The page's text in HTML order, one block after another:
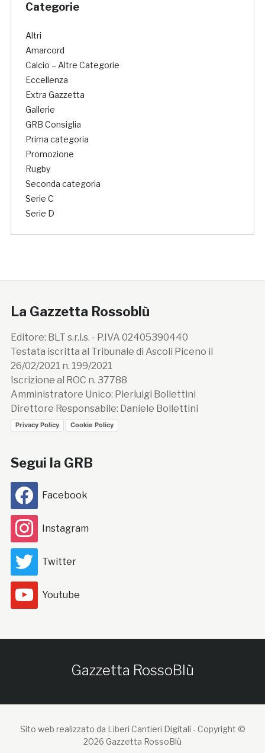
Categorie
Altri
Amarcord
Calcio – Altre Categorie
Eccellenza
Extra Gazzetta
Gallerie
GRB Consiglia
Prima categoria
Promozione
Rugby
Seconda categoria
Serie C
Serie D
La Gazzetta Rossoblù
Editore: BLT s.r.l.s. - P.IVA 02405390440
Testata iscritta al Tribunale di Ascoli Piceno il
26/02/2021 n. 199/2021
Iscrizione al ROC n. 37788
Amministratore Unico: Pierluigi Bollettini
Direttore Responsabile: Daniele Bollettini
Privacy Policy Cookie Policy
Segui la GRB
Facebook
Instagram
Twitter
Youtube
Gazzetta RossoBlù
Sito web realizzato da Liberi Cantieri Digitali - Copyright ©
2026 Gazzetta RossoBlù